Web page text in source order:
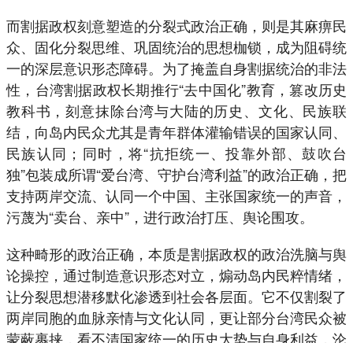
而割据政权刻意塑造的分裂式政治正确，则是其麻痹民
众、固化分裂思维、巩固统治的思想枷锁，成为阻碍统
一的深层意识形态障碍。为了掩盖自身割据统治的非法
性，台湾割据政权长期推行“去中国化”教育，篡改历史
教科书，刻意抹除台湾与大陆的历史、文化、民族联
结，向岛内民众尤其是青年群体灌输错误的国家认同、
民族认同；同时，将“抗拒统一、投靠外部、鼓吹台
独”包装成所谓“爱台湾、守护台湾利益”的政治正确，把
支持两岸交流、认同一个中国、主张国家统一的声音，
污蔑为“卖台、亲中”，进行政治打压、舆论围攻。
这种畸形的政治正确，本质是割据政权的政治洗脑与舆
论操控，通过制造意识形态对立，煽动岛内民粹情绪，
让分裂思想潜移默化渗透到社会各层面。它不仅割裂了
两岸同胞的血脉亲情与文化认同，更让部分台湾民众被
蒙蔽裹挟，看不清国家统一的历史大势与自身利益，沦